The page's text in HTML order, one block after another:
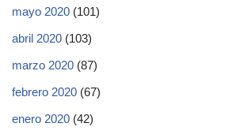
mayo 2020 (101)
abril 2020 (103)
marzo 2020 (87)
febrero 2020 (67)
enero 2020 (42)